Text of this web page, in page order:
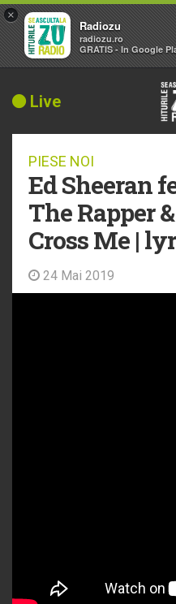
Live
PIESE NOI
Ed Sheeran
The Rapper
Cross Me |
24 Mai 2019
×
Radiozu
radiozu.ro
GRATIS - In Google